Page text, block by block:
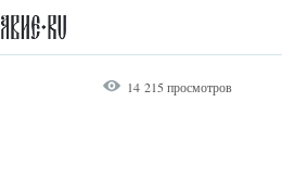
14 215 просмотров